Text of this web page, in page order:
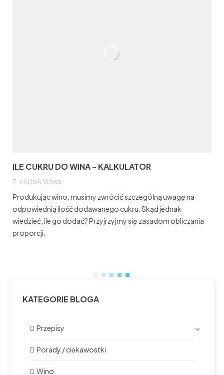
ILE CUKRU DO WINA - KALKULATOR
75056Views
Produkując wino, musimy zwrócić szczególną uwagę na
odpowiednią ilość dodawanego cukru. Skąd jednak
wiedzieć, ile go dodać? Przyjrzyjmy się zasadom obliczania
proporcji.
KATEGORIE BLOGA
Przepisy
Porady / ciekawostki
Wino